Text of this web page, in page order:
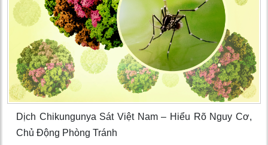
Dịch Chikungunya Sát Việt Nam – Hiểu Rõ Nguy Cơ,
Chủ Động Phòng Tránh